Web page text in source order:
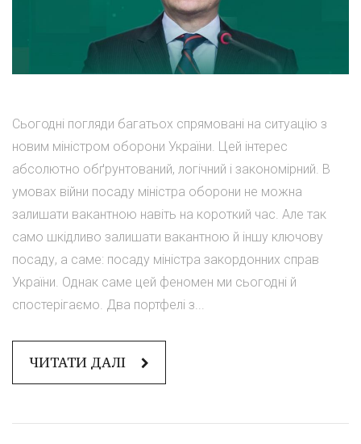
Сьогодні погляди багатьох спрямовані на ситуацію з
новим міністром оборони України. Цей інтерес
абсолютно обґрунтований, логічний і закономірний. В
умовах війни посаду міністра оборони не можна
залишати вакантною навіть на короткий час. Але так
само шкідливо залишати вакантною й іншу ключову
посаду, а саме: посаду міністра закордонних справ
України. Однак саме цей феномен ми сьогодні й
спостерігаємо. Два портфелі з...
ЧИТАТИ ДАЛІ